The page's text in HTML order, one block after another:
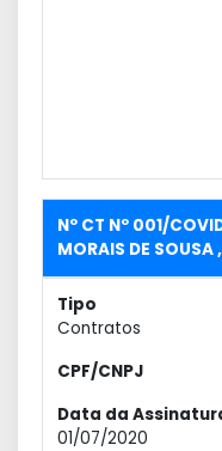
Nº CT Nº 001/
MORAIS DE
Tipo
Contratos
CPF/CNPJ
Data da
01/07/2020